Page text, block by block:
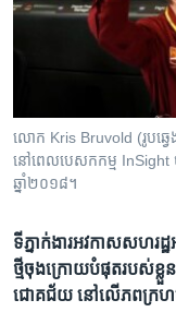
ទៅ​
កាន់​
ស្វែង​
រក
Khmer English
បណ្តាញ​សង្គម
លោក Kris Bruvold (រូប​ឆ្វ
នៅ​ពេល​បេសកកម្ម InSight ប
ឆ្នាំ២០១៨។
ទីភ្នាក់ងារ​អវកាស​សហរដ្
ថ្មី​ចុងក្រោយ​បំផុត​របស់​ខ្លួ
ជោគជ័យ នៅលើ​ភពក្រហ